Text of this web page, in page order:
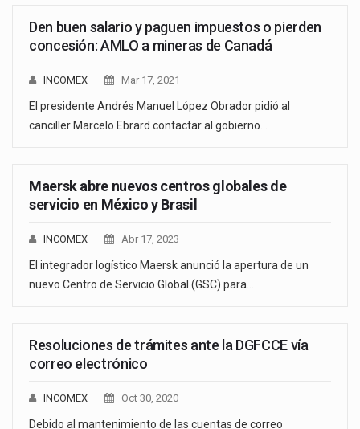
Den buen salario y paguen impuestos o pierden
concesión: AMLO a mineras de Canadá
INCOMEX Mar 17, 2021
El presidente Andrés Manuel López Obrador pidió al
canciller Marcelo Ebrard contactar al gobierno…
Maersk abre nuevos centros globales de
servicio en México y Brasil
INCOMEX Abr 17, 2023
El integrador logístico Maersk anunció la apertura de un
nuevo Centro de Servicio Global (GSC) para…
Resoluciones de trámites ante la DGFCCE vía
correo electrónico
INCOMEX Oct 30, 2020
Debido al mantenimiento de las cuentas de correo